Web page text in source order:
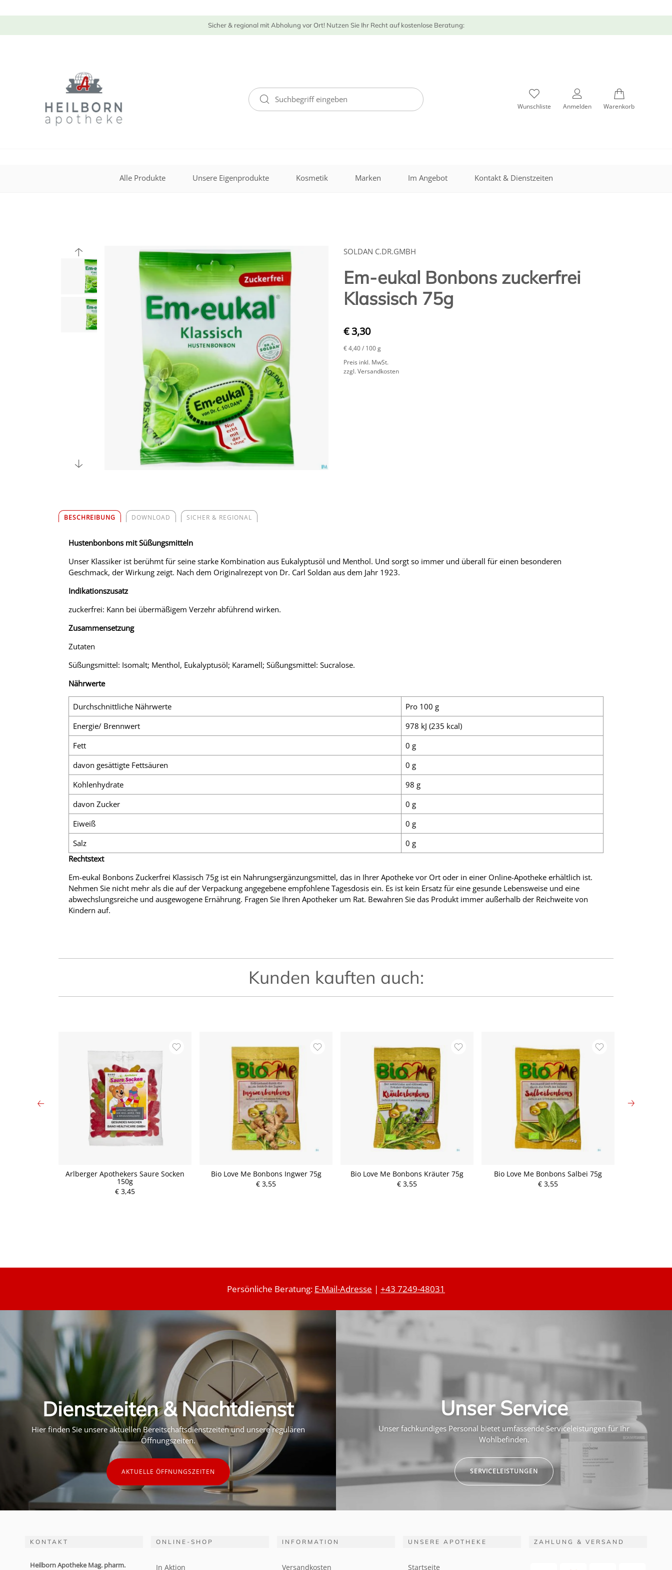
Sicher & regional mit Abholung vor Ort! Nutzen Sie Ihr Recht auf kostenlose Beratung:
Wunschliste Anmelden Warenkorb
Alle Produkte Unsere Eigenprodukte Kosmetik Marken Im Angebot Kontakt & Dienstzeiten
SOLDAN C.DR.GMBH
Em-eukal Bonbons zuckerfrei
Klassisch 75g
€ 3,30
€ 4,40/ 100 g
Preis inkl. MwSt.
zzgl. Versandkosten
BESCHREIBUNG DOWNLOAD SICHER & REGIONAL
Hustenbonbons mit Süßungsmitteln
Unser Klassiker ist berühmt für seine starke Kombination aus Eukalyptusöl und Menthol. Und sorgt so immer und überall für einen besonderen
Geschmack, der Wirkung zeigt. Nach dem Originalrezept von Dr. Carl Soldan aus dem Jahr 1923.
Indikationszusatz
zuckerfrei: Kann bei übermäßigem Verzehr abführend wirken.
Zusammensetzung
Zutaten
Süßungsmittel: Isomalt; Menthol, Eukalyptusöl; Karamell; Süßungsmittel: Sucralose.
Nährwerte
Durchschnittliche Nährwerte
Pro 100 g
Energie/ Brennwert
978 kJ (235 kcal)
Fett
0 g
davon gesättigte Fettsäuren
0 g
Kohlenhydrate
98 g
davon Zucker
0 g
Eiweiß
0 g
Salz
0 g
Rechtstext
Em-eukal Bonbons Zuckerfrei Klassisch 75g ist ein Nahrungsergänzungsmittel, das in Ihrer Apotheke vor Ort oder in einer Online-Apotheke erhältlich ist.
Nehmen Sie nicht mehr als die auf der Verpackung angegebene empfohlene Tagesdosis ein. Es ist kein Ersatz für eine gesunde Lebensweise und eine
abwechslungsreiche und ausgewogene Ernährung. Fragen Sie Ihren Apotheker um Rat. Bewahren Sie das Produkt immer außerhalb der Reichweite von
Kindern auf.
Kunden kauften auch:
Arlberger Apothekers Saure Socken
150g
€ 3,45
Bio Love Me Bonbons Ingwer 75g
€ 3,55
Bio Love Me Bonbons Kräuter 75g
€ 3,55
Bio Love Me Bonbons Salbei 75g
€ 3,55
r
Persönliche Beratung: E-Mail-Adresse | +43 7249-48031
Dienstzeiten & Nachtdienst
Hier finden Sie unsere aktuellen Bereitschaftsdienstzeiten und unsere regulären
Öffnungszeiten.
AKTUELLE ÖFFNUNGSZEITEN
Unser Service
Unser fachkundiges Personal bietet umfassende Serviceleistungen für Ihr
Wohlbefinden.
SERVICELEISTUNGEN
KONTAKT
Heilborn Apotheke Mag. pharm.
ONLINE-SHOP
In Aktion
INFORMATION
Versandkosten
UNSERE APOTHEKE
Startseite
ZAHLUNG & VERSAND